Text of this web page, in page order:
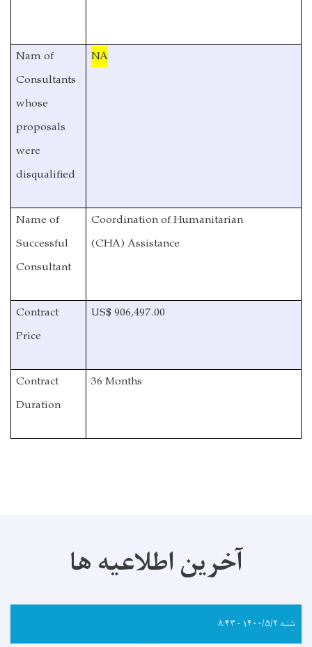
NA
Nam of
Consultants
whose
proposals
were
disqualified
Coordination of Humanitarian
Assistance
(CHA)
Name of
Successful
Consultant
US$ 906,497.00
Contract
Price
36 Months
Contract
Duration
آخرین اطلاعیه ها
شنبه ۱۴۰۰/۵/۲ - ۸:۴۳